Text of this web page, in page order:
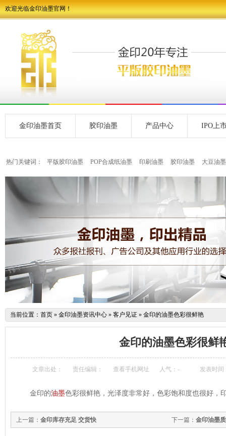
欢迎光临金印油墨官网！
金印油墨首页 胶印油墨 产品中心 IPO上
热门关键词： 平版胶印油墨 POP合成纸油墨 印刷油墨 胶印油墨 大豆油墨
当前位置： 首页 » 金印油墨资讯中心 » 客户见证 » 金印的油墨色彩很鲜艳
金印的油墨色彩很鲜
文章出处： 责任编辑： 查看手机网址 人气： - 发表时间
金印的油墨色彩很鲜艳，光泽度非常好，色彩饱和度也很好，
下一篇： 金印油墨
上一篇： 金印库存充足 交货快